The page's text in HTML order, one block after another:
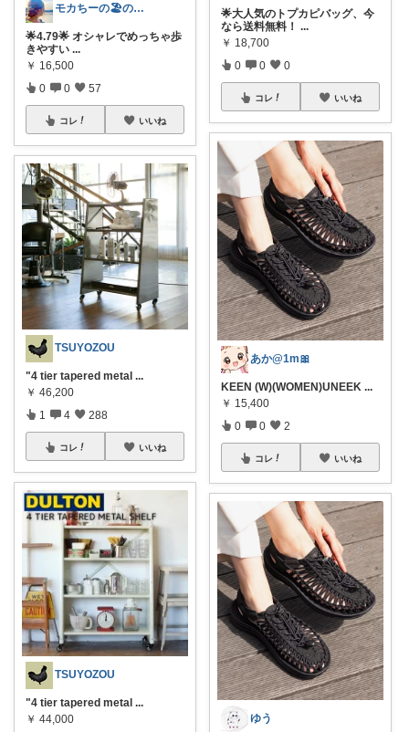
モカちーの🏖️のんびりライフ🐈✨
🌟4.79🌟 オシャレでめっちゃ歩
きやすい ...
￥ 16,500
0 0 57
コレ いいね
TSUYOZOU
"4 tier tapered metal ...
￥ 46,200
1 4 288
コレ いいね
TSUYOZOU
"4 tier tapered metal ...
￥ 44,000
🌟大人気のトプカピバッグ、今
なら送料無料！ ...
￥ 18,700
0 0 0
コレ いいね
あか@1m🎀
KEEN (W)(WOMEN)UNEEK ...
￥ 15,400
0 0 2
コレ いいね
ゆう